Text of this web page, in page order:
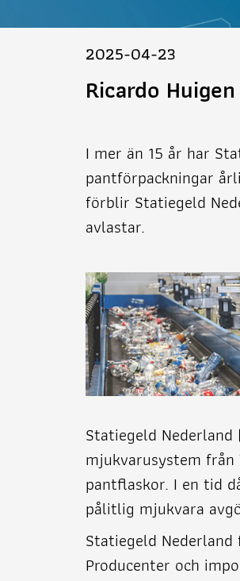
2025-04-23
Ricardo Huigen
I mer än 15 år har
pantförpackningar
förblir Statiegeld
avlastar.
Statiegeld
mjukvarusystem
pantflaskor. I en tid
pålitlig mjukvara
Statiegeld
Producenter och